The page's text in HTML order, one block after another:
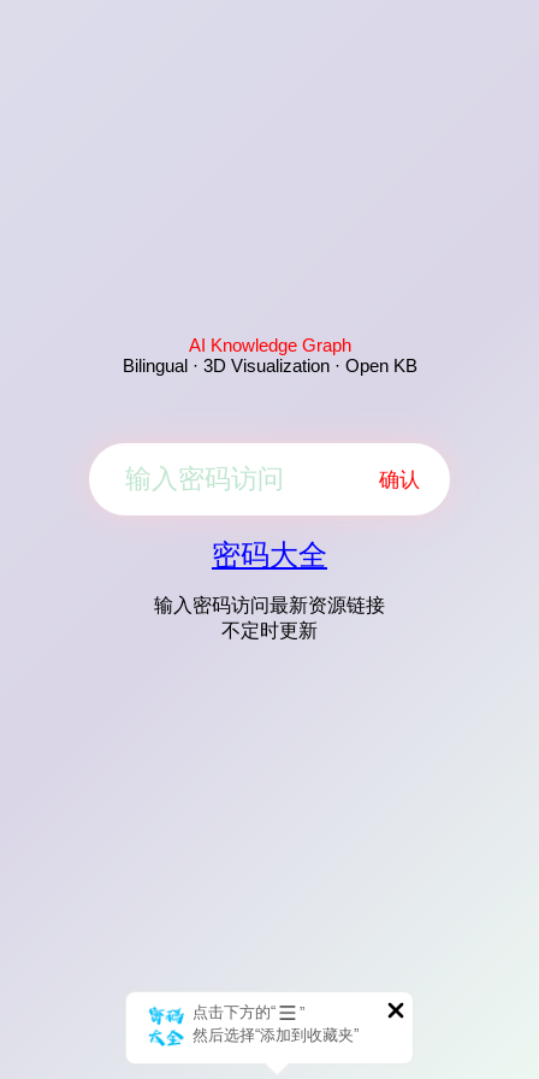
AI Knowledge Graph
Bilingual · 3D Visualization · Open KB
确认
密码大全
输入密码访问最新资源链接
不定时更新
点击下方的“
”
然后选择“添加到收藏夹”